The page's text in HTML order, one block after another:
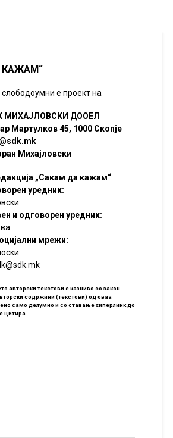
КАЖАМ“
е проект на
МИХАЈЛОВСКИ ДООЕЛ
Мартулков 45, 1000 Скопје
Михајловски
„Сакам да кажам“
уредник:
и одговорен уредник:
мрежи:
авторски текстови е казниво со закон.
содржини (текстови) од оваа
само делумно и со ставање хиперлинк до
цитира